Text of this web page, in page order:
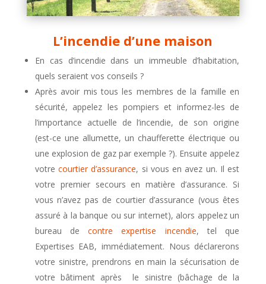
L’incendie d’une maison
En cas d’incendie dans un immeuble d’habitation,
quels seraient vos conseils ?
Après avoir mis tous les membres de la famille en
sécurité, appelez les pompiers et informez-les de
l’importance actuelle de l’incendie, de son origine
(est-ce une allumette, un chaufferette électrique ou
une explosion de gaz par exemple ?). Ensuite appelez
votrecourtier d’assurance, si vous en avez un. Il est
votre premier secours en matière d’assurance. Si
vous n’avez pas de courtier d’assurance (vous êtes
assuré à la banque ou sur internet), alors appelez un
bureau decontre expertise incendie, tel que
Expertises EAB, immédiatement. Nous déclarerons
votre sinistre, prendrons en main la sécurisation de
votre bâtiment après le sinistre (bâchage de la